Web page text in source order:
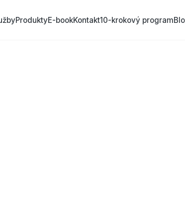
ProduktyE-bookKontakt10-krokový program